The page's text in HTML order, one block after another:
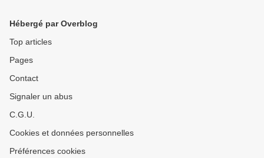
Hébergé par Overblog
Top articles
Pages
Contact
Signaler un abus
C.G.U.
Cookies et données personnelles
Préférences cookies